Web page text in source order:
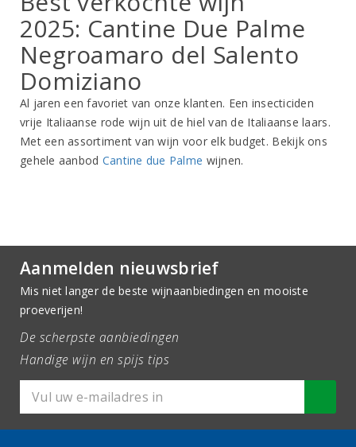
2025: Cantine Due Palme
Negroamaro del Salento
Domiziano
Al jaren een favoriet van onze klanten. Een insecticiden
vrije Italiaanse rode wijn uit de hiel van de Italiaanse laars.
Met een assortiment van wijn voor elk budget. Bekijk ons
gehele aanbod Cantine due Palme wijnen.
Aanmelden nieuwsbrief
Mis niet langer de beste wijnaanbiedingen en mooiste
proeverijen!
De scherpste aanbiedingen
Handige wijn en spijs tips